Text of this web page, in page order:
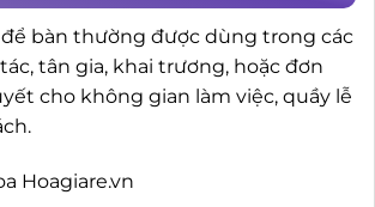
để bàn thường được dùng trong các
tân gia, khai trương, hoặc đơn
cho không gian làm việc, quầy lễ
Hoagiare.vn